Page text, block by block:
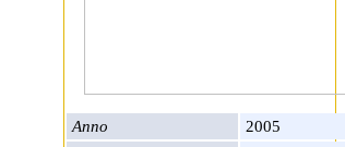
Anno 2005